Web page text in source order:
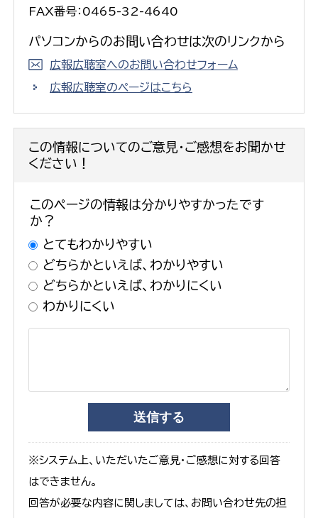
FAX番号：0465-32-4640
パソコンからのお問い合わせは次のリンクから
広報広聴室へのお問い合わせフォーム
広報広聴室のページはこちら
この情報についてのご意見・ご感想をお聞かせ
ください！
このページの情報は分かりやすかったです
か？
とてもわかりやすい
どちらかといえば、わかりやすい
どちらかといえば、わかりにくい
わかりにくい
※システム上、いただいたご意見・ご感想に対する回答
はできません。
回答が必要な内容に関しましては、お問い合わせ先の担